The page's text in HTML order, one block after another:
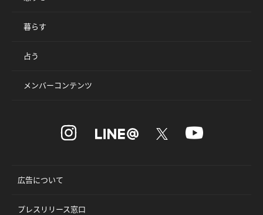
暮らす
占う
メンバーコンテンツ
広告について
プレスリリース窓口